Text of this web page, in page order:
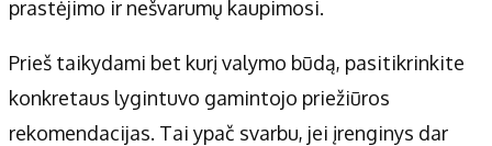
prastėjimo ir nešvarumų kaupimosi.
Prieš taikydami bet kurį valymo būdą, pasitikrinkite
konkretaus lygintuvo gamintojo priežiūros
rekomendacijas. Tai ypač svarbu, jei įrenginys dar